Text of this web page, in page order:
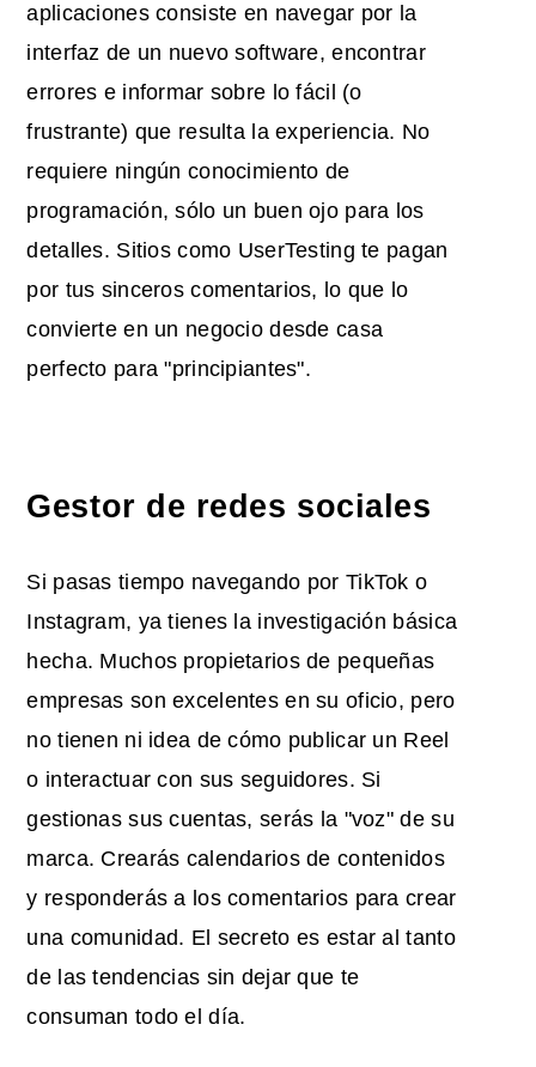
aplicaciones consiste en navegar por la
interfaz de un nuevo software, encontrar
errores e informar sobre lo fácil (o
frustrante) que resulta la experiencia. No
requiere ningún conocimiento de
programación, sólo un buen ojo para los
detalles. Sitios como UserTesting te pagan
por tus sinceros comentarios, lo que lo
convierte en un negocio desde casa
perfecto para "principiantes".
Gestor de redes sociales
Si pasas tiempo navegando por TikTok o
Instagram, ya tienes la investigación básica
hecha. Muchos propietarios de pequeñas
empresas son excelentes en su oficio, pero
no tienen ni idea de cómo publicar un Reel
o interactuar con sus seguidores. Si
gestionas sus cuentas, serás la "voz" de su
marca. Crearás calendarios de contenidos
y responderás a los comentarios para crear
una comunidad. El secreto es estar al tanto
de las tendencias sin dejar que te
consuman todo el día.